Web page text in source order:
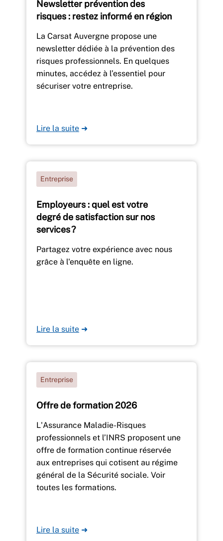
Newsletter prévention des
risques : restez informé en région
La Carsat Auvergne propose une
newsletter dédiée à la prévention des
risques professionnels. En quelques
minutes, accédez à l’essentiel pour
sécuriser votre entreprise.
Lire la suite ➜
Employeurs : quel est votre
degré de satisfaction sur nos
services ?
Entreprise
Partagez votre expérience avec nous
grâce à l'enquête en ligne.
Lire la suite ➜
Offre de formation 2026
Entreprise
L'Assurance Maladie-Risques
professionnels et l’INRS proposent une
offre de formation continue réservée
aux entreprises qui cotisent au régime
général de la Sécurité sociale. Voir
toutes les formations.
Lire la suite ➜